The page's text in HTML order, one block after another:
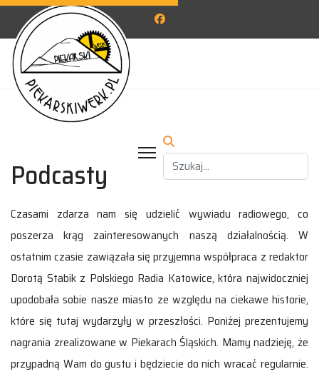
Podcasty
Czasami zdarza nam się udzielić wywiadu radiowego, co
poszerza krąg zainteresowanych naszą działalnością. W
ostatnim czasie zawiązała się przyjemna współpraca z redaktor
Dorotą Stabik z Polskiego Radia Katowice, która najwidoczniej
upodobała sobie nasze miasto ze względu na ciekawe historie,
które się tutaj wydarzyły w przeszłości. Poniżej prezentujemy
nagrania zrealizowane w Piekarach Śląskich. Mamy nadzieję, że
przypadną Wam do gustu i będziecie do nich wracać regularnie.